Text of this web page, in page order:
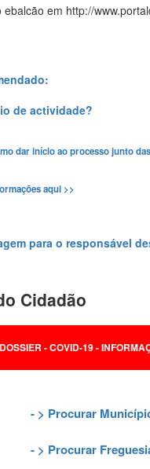
ebalcão em http://
de actividade?
dar início ao processo junto
aqui >>
para o responsável
Cidadão
DOSSIER - COVID-19 -
- > Procurar
- > Procurar